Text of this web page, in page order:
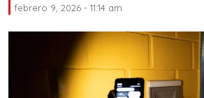
febrero 9, 2026 - 11:14 am